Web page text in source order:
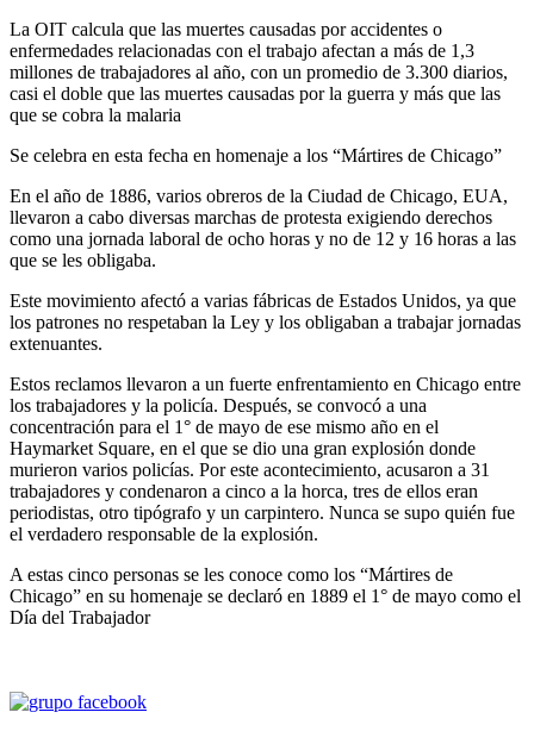
La OIT calcula que las muertes causadas por accidentes o
enfermedades relacionadas con el trabajo afectan a más de 1,3
millones de trabajadores al año, con un promedio de 3.300 diarios,
casi el doble que las muertes causadas por la guerra y más que las
que se cobra la malaria
Se celebra en esta fecha en homenaje a los “Mártires de Chicago”
En el año de 1886, varios obreros de la Ciudad de Chicago, EUA,
llevaron a cabo diversas marchas de protesta exigiendo derechos
como una jornada laboral de ocho horas y no de 12 y 16 horas a las
que se les obligaba.
Este movimiento afectó a varias fábricas de Estados Unidos, ya que
los patrones no respetaban la Ley y los obligaban a trabajar jornadas
extenuantes.
Estos reclamos llevaron a un fuerte enfrentamiento en Chicago entre
los trabajadores y la policía. Después, se convocó a una
concentración para el 1° de mayo de ese mismo año en el
Haymarket Square, en el que se dio una gran explosión donde
murieron varios policías. Por este acontecimiento, acusaron a 31
trabajadores y condenaron a cinco a la horca, tres de ellos eran
periodistas, otro tipógrafo y un carpintero. Nunca se supo quién fue
el verdadero responsable de la explosión.
A estas cinco personas se les conoce como los “Mártires de
Chicago” en su homenaje se declaró en 1889 el 1° de mayo como el
Día del Trabajador